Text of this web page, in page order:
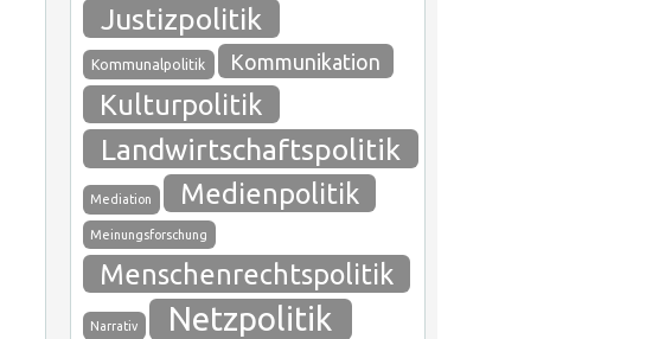
Justizpolitik
Kommunalpolitik Kommunikation
Kulturpolitik
Landwirtschaftspolitik
Mediation Medienpolitik
Meinungsforschung
Menschenrechtspolitik
Narrativ Netzpolitik